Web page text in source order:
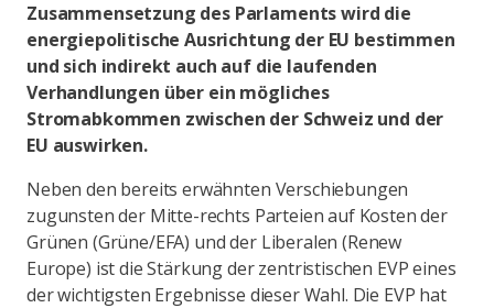
Zusammensetzung des Parlaments wird die
energiepolitische Ausrichtung der EU bestimmen
und sich indirekt auch auf die laufenden
Verhandlungen über ein mögliches
Stromabkommen zwischen der Schweiz und der
EU auswirken.
Neben den bereits erwähnten Verschiebungen
zugunsten der Mitte-rechts Parteien auf Kosten der
Grünen (Grüne/EFA) und der Liberalen (Renew
Europe) ist die Stärkung der zentristischen EVP eines
der wichtigsten Ergebnisse dieser Wahl. Die EVP hat